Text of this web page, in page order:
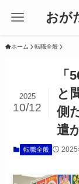
おが
ホーム 転職全般
「
と
側
遣
2025
10/12
転職全般 2025